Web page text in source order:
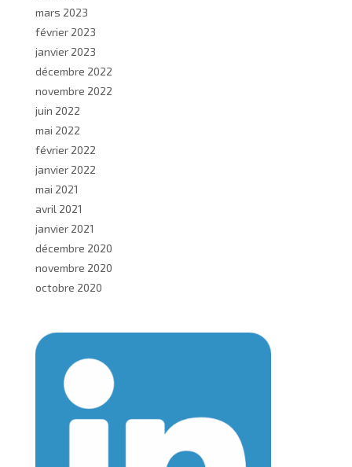
mars 2023
février 2023
janvier 2023
décembre 2022
novembre 2022
juin 2022
mai 2022
février 2022
janvier 2022
mai 2021
avril 2021
janvier 2021
décembre 2020
novembre 2020
octobre 2020